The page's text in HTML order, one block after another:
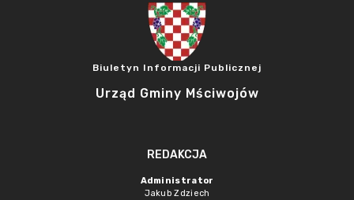
Biuletyn Informacji Publicznej
Urząd Gminy Mściwojów
REDAKCJA
Administrator
Jakub Zdziech